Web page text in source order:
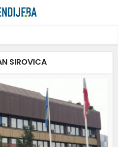
SIROVICA